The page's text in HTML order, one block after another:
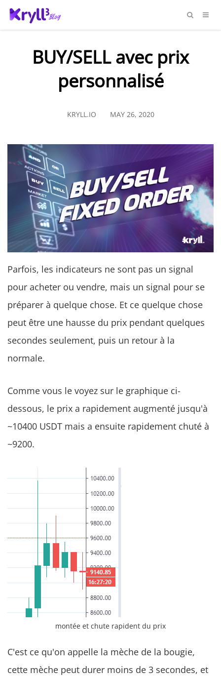
BUY/SELL avec prix
personnalisé
KRYLL.IO MAY 26, 2020
Parfois, les indicateurs ne sont pas un signal
pour acheter ou vendre, mais un signal pour se
préparer à quelque chose. Et ce quelque chose
peut être une hausse du prix pendant quelques
secondes seulement, puis un retour à la
normale.
Comme vous le voyez sur le graphique ci-
dessous, le prix a rapidement augmenté jusqu'à
~10400 USDT mais a ensuite rapidement chuté à
~9200.
montée et chute rapident du prix
C'est ce qu'on appelle la mèche de la bougie,
cette mèche peut durer moins de 3 secondes, et